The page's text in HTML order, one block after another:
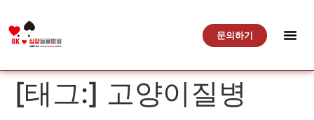
문의하기
[태그:] 고양이질병